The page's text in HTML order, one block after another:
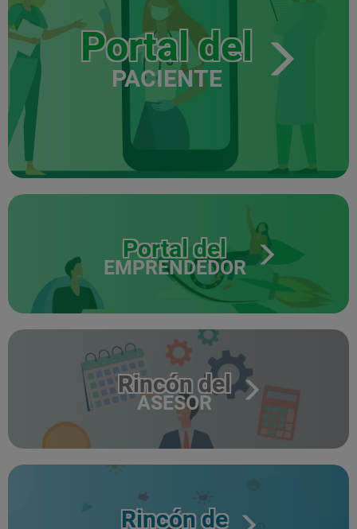
Portal del
PACIENTE
Portal del
EMPRENDEDOR
Rincón del
ASESOR
Rincón de